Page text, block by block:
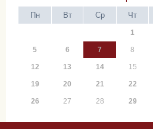
Пн
Вт Ср Чт
1
5 6 7 8
12 13 14 15
19 20 21 22
26 27 28 29